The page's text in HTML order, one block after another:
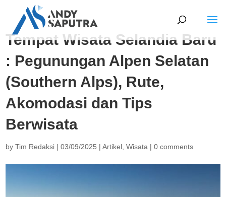
Tempat Wisata Selandia Baru
: Pegunungan Alpen Selatan
(Southern Alps), Rute,
Akomodasi dan Tips
Berwisata
byTim Redaksi |03/09/2025 |Artikel ,Wisata |0 comments